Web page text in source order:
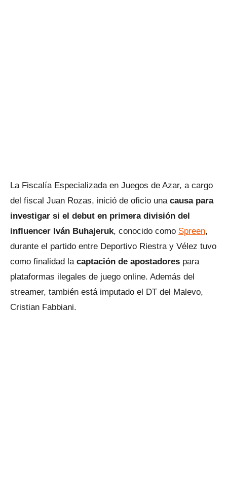
La Fiscalía Especializada en Juegos de Azar, a cargo
del fiscal Juan Rozas, inició de oficio una causa para
investigar si el debut en primera división del
influencer Iván Buhajeruk, conocido como Spreen,
durante el partido entre Deportivo Riestra y Vélez tuvo
como finalidad la captación de apostadores para
plataformas ilegales de juego online. Además del
streamer, también está imputado el DT del Malevo,
Cristian Fabbiani.